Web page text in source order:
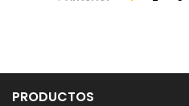
PRODUCTOS